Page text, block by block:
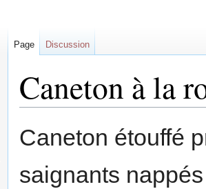
Caneton à la
à
navigation
à
recherche
Caneton étouffé
saignants
Page Discussion